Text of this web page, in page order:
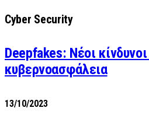
Cyber Security
Deepfakes: Νέοι
κυβερνοασφάλεια
13/10/2023